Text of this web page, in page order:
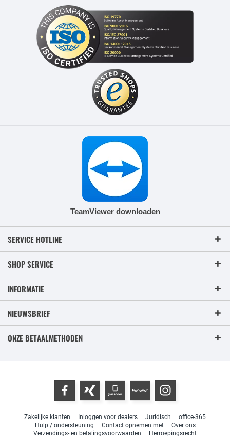
TeamViewer downloaden
SERVICE HOTLINE
SHOP SERVICE
INFORMATIE
NIEUWSBRIEF
ONZE BETAALMETHODEN
Zakelijke klanten Inloggen voor dealers Juridisch
office-365
Hulp / ondersteuning
Contact opnemen met
Over ons
Verzendings- en betalingsvoorwaarden
Herroepingsrecht